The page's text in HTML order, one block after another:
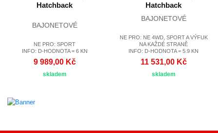
Hatchback
BAJONETOVÉ
NE PRO: SPORT
INFO: D-HODNOTA = 6 KN
9 989,00 Kč
skladem
Hatchback
BAJONETOVÉ
NE PRO: NE 4WD, SPORT A VÝFUK
NA KAŽDÉ STRANĚ
INFO: D-HODNOTA = 5.9 KN
11 531,00 Kč
skladem